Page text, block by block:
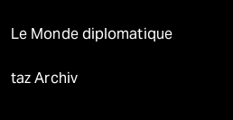
Le Monde diplomatique
taz Archiv